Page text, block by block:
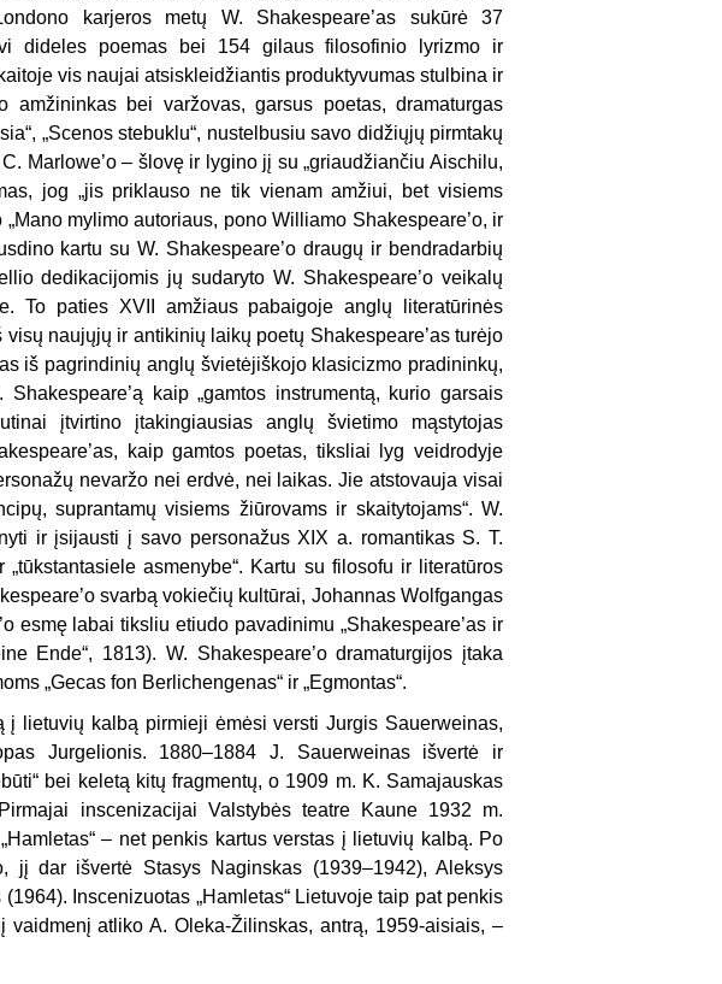
karjeros metų W. Shakespeare’as sukūrė 37
dideles poemas bei 154 gilaus filosofinio lyrizmo ir
vis naujai atsiskleidžiantis produktyvumas stulbina ir
amžininkas bei varžovas, garsus poetas, dramaturgas
„Scenos stebuklu“, nustelbusiu savo didžiųjų pirmtakų
Marlowe’o – šlovę ir lygino jį su „griaudžiančiu Aischilu,
jog „jis priklauso ne tik vienam amžiui, bet visiems
mylimo autoriaus, pono Williamo Shakespeare’o, ir
kartu su W. Shakespeare’o draugų ir bendradarbių
dedikacijomis jų sudaryto W. Shakespeare’o veikalų
To paties XVII amžiaus pabaigoje anglų literatūrinės
naujųjų ir antikinių laikų poetų Shakespeare’as turėjo
iš pagrindinių anglų švietėjiškojo klasicizmo pradininkų,
kaip „gamtos instrumentą, kurio garsais
įtvirtino įtakingiausias anglų švietimo mąstytojas
kaip gamtos poetas, tiksliai lyg veidrodyje
nevaržo nei erdvė, nei laikas. Jie atstovauja visai
suprantamų visiems žiūrovams ir skaitytojams“. W.
ir įsijausti į savo personažus XIX a. romantikas S. T.
asmenybe“. Kartu su filosofu ir literatūros
svarbą vokiečių kultūrai, Johannas Wolfgangas
esmę labai tiksliu etiudo pavadinimu „Shakespeare’as ir
Ende“, 1813). W. Shakespeare’o dramaturgijos įtaka
„Gecas fon Berlichengenas“ ir „Egmontas“.
į lietuvių kalbą pirmieji ėmėsi versti Jurgis Sauerweinas,
Jurgelionis. 1880–1884 J. Sauerweinas išvertė ir
bei keletą kitų fragmentų, o 1909 m. K. Samajauskas
inscenizacijai Valstybės teatre Kaune 1932 m.
– net penkis kartus verstas į lietuvių kalbą. Po
jį dar išvertė Stasys Naginskas (1939–1942), Aleksys
Inscenizuotas „Hamletas“ Lietuvoje taip pat penkis
vaidmenį atliko A. Oleka-Žilinskas, antrą, 1959-aisiais, –